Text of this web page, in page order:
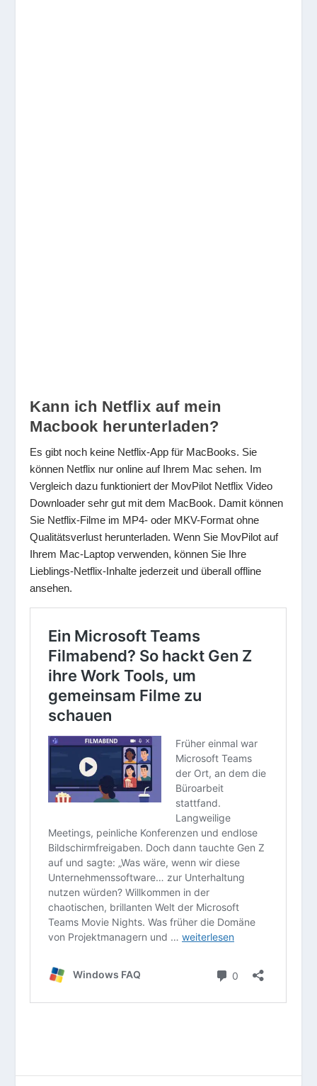
Kann ich Netflix auf mein
Macbook herunterladen?
Es gibt noch keine Netflix-App für MacBooks. Sie
können Netflix nur online auf Ihrem Mac sehen. Im
Vergleich dazu funktioniert der MovPilot Netflix Video
Downloader sehr gut mit dem MacBook. Damit können
Sie Netflix-Filme im MP4- oder MKV-Format ohne
Qualitätsverlust herunterladen. Wenn Sie MovPilot auf
Ihrem Mac-Laptop verwenden, können Sie Ihre
Lieblings-Netflix-Inhalte jederzeit und überall offline
ansehen.